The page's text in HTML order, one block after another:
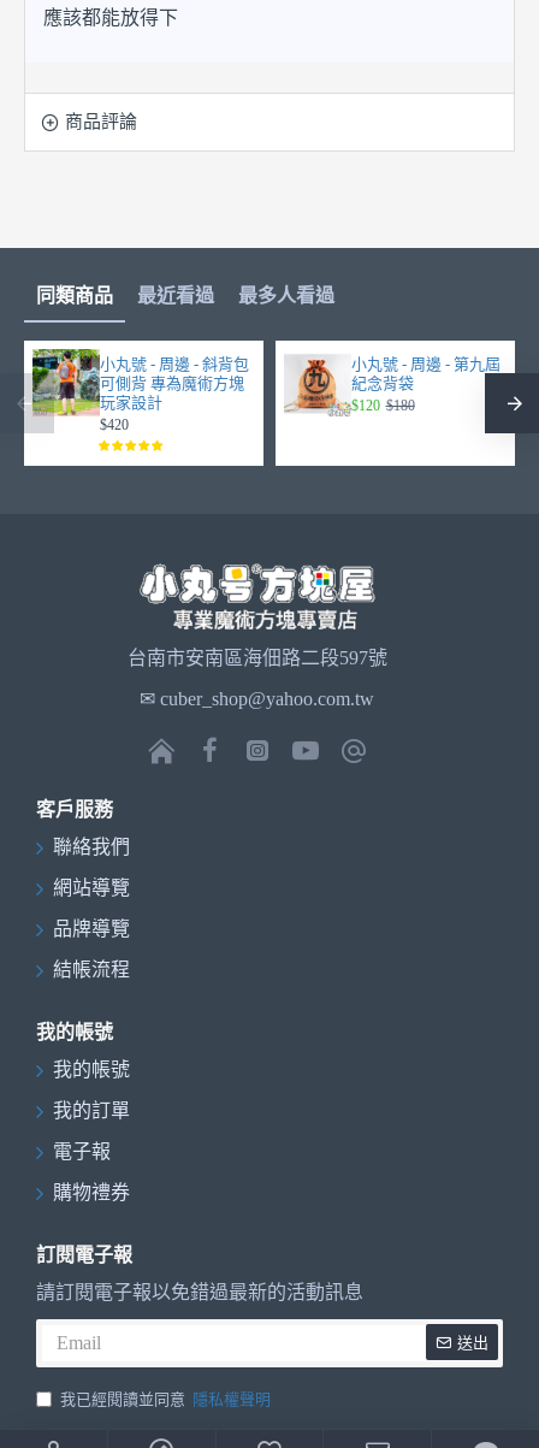
應該都能放得下
商品評論
同類商品 最近看過 最多人看過
小丸號 - 周邊 - 斜背包
可側背 專為魔術方塊
玩家設計
$420
小丸號 - 周邊 - 第九屆
紀念背袋
$120 $180
台南市安南區海佃路二段597號
✉ cuber_shop@yahoo.com.tw
客戶服務
聯絡我們
網站導覽
品牌導覽
結帳流程
我的帳號
我的帳號
我的訂單
電子報
購物禮券
訂閱電子報
請訂閱電子報以免錯過最新的活動訊息
送出
我已經閱讀並同意 隱私權聲明